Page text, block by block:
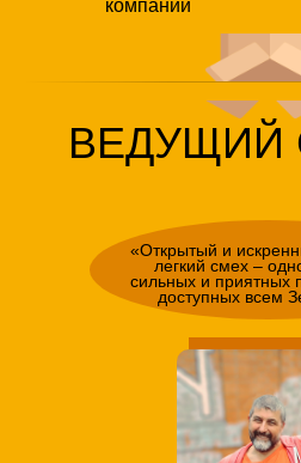
компании
ВЕДУЩИЙ
«Открытый и
легкий смех –
сильных и приятных
доступных всем